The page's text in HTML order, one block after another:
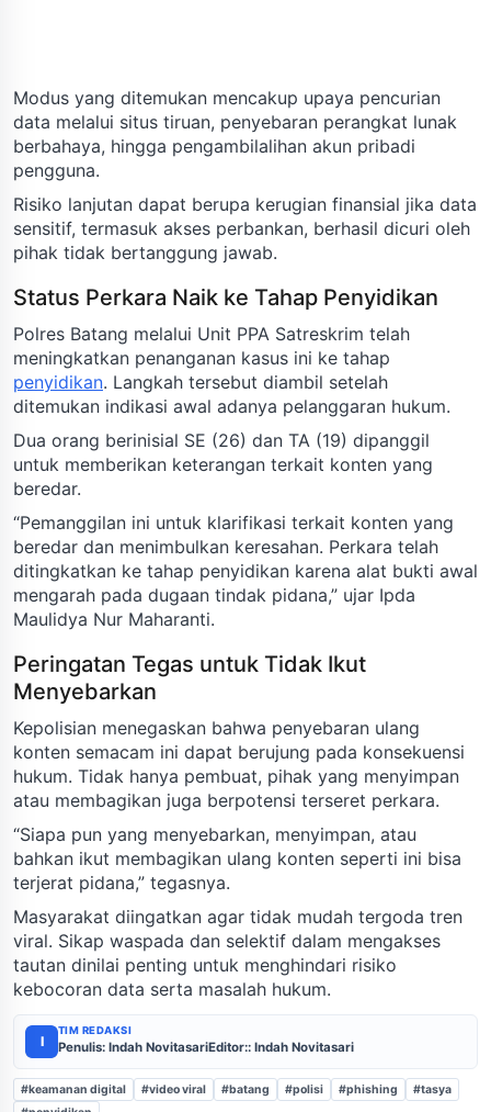
Modus yang ditemukan mencakup upaya pencurian
data melalui situs tiruan, penyebaran perangkat lunak
berbahaya, hingga pengambilalihan akun pribadi
pengguna.
Risiko lanjutan dapat berupa kerugian finansial jika data
sensitif, termasuk akses perbankan, berhasil dicuri oleh
pihak tidak bertanggung jawab.
Status Perkara Naik ke Tahap Penyidikan
Polres Batang melalui Unit PPA Satreskrim telah
meningkatkan penanganan kasus ini ke tahap
penyidikan. Langkah tersebut diambil setelah
ditemukan indikasi awal adanya pelanggaran hukum.
Dua orang berinisial SE (26) dan TA (19) dipanggil
untuk memberikan keterangan terkait konten yang
beredar.
“Pemanggilan ini untuk klarifikasi terkait konten yang
beredar dan menimbulkan keresahan. Perkara telah
ditingkatkan ke tahap penyidikan karena alat bukti awal
mengarah pada dugaan tindak pidana,” ujar Ipda
Maulidya Nur Maharanti.
Peringatan Tegas untuk Tidak Ikut
Menyebarkan
Kepolisian menegaskan bahwa penyebaran ulang
konten semacam ini dapat berujung pada konsekuensi
hukum. Tidak hanya pembuat, pihak yang menyimpan
atau membagikan juga berpotensi terseret perkara.
“Siapa pun yang menyebarkan, menyimpan, atau
bahkan ikut membagikan ulang konten seperti ini bisa
terjerat pidana,” tegasnya.
Masyarakat diingatkan agar tidak mudah tergoda tren
viral. Sikap waspada dan selektif dalam mengakses
tautan dinilai penting untuk menghindari risiko
kebocoran data serta masalah hukum.
I
TIM REDAKSI
Penulis: Indah NovitasariEditor:: Indah Novitasari
#keamanan digital #video viral #batang #polisi #phishing
#tasya